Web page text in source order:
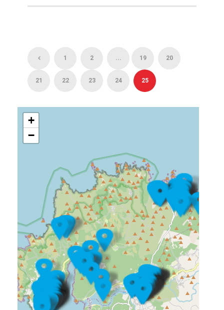
1 2 ... 19 20
21 22 23 24 25
+
−